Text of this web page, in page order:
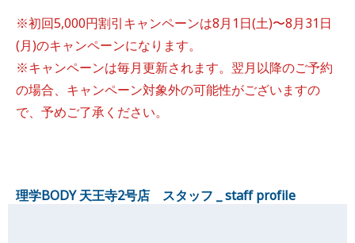
※初回5,000円割引キャンペーンは8月1日(土)〜8月31日
(月)のキャンペーンになります。
※キャンペーンは毎月更新されます。翌月以降のご予約
の場合、キャンペーン対象外の可能性がございますの
で、予めご了承ください。
理学BODY 天王寺2号店 スタッフ _ staff profile